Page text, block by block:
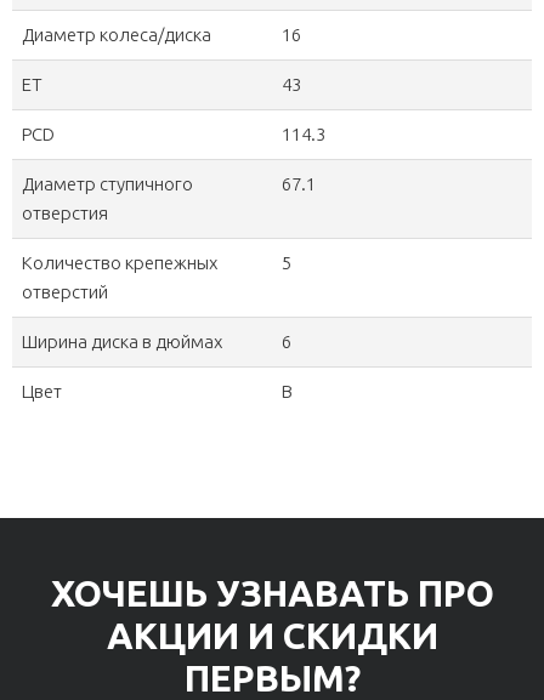
Диаметр колеса/диска 16
ET 43
PCD 114.3
Диаметр ступичного
отверстия
67.1
Количество крепежных
отверстий
5
Ширина диска в дюймах 6
Цвет B
ХОЧЕШЬ УЗНАВАТЬ ПРО
АКЦИИ И СКИДКИ
ПЕРВЫМ?